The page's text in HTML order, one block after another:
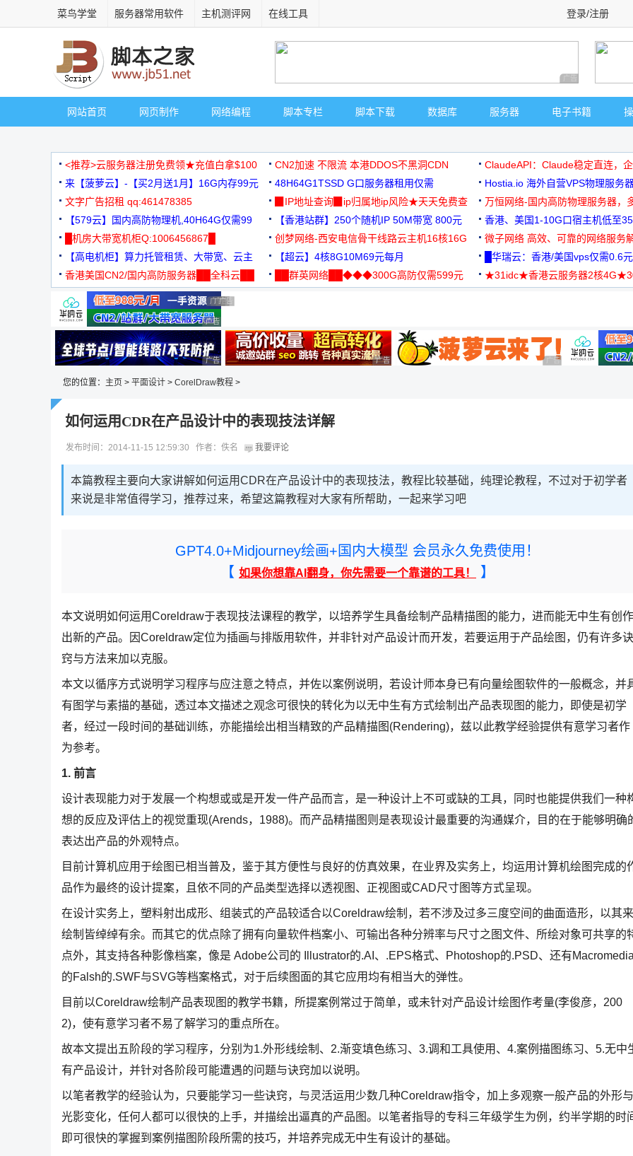
菜鸟学堂 服务器常用软件 主机测评网 在线工具 登录/注册
广告 商业广告，理性
网站首页 网页制作 网络编程 脚本专栏 脚本下载 数据库 服务器 电子书籍
<推荐>云服务器注册免费领★充值白拿$100 CN2加速 不限流 本港DDOS不黑洞CDN ClaudeAPI：Claude稳定直连，
来【菠萝云】-【买2月送1月】16G内存99元
48H64G1TSSD G口服务器租用仅需
3000+可免费测试
Hostia.io 海外自营VPS物理服务
文字广告招租 qq:461478385
▉IP地址查询▉ip归属地ip风险★天天免费查
万恒网络-国内高防物理服务器，
99元/月起
【579云】国内高防物理机,40H64G仅需99
元
【香港站群】250个随机IP 50M带宽 800元 香港、美国1-10G口宿主机低至
█机房大带宽机柜Q:1006456867█
创梦网络-西安电信骨干线路云主机16核16G
88元/月
微子网络 高效、可靠的网络服务
【高电机柜】算力托管租赁、大带宽、云主
机
【超云】4核8G10M69元每月 █华瑞云：香港/美国vps仅需0.6元
香港美国CN2/国内高防服务器██全科云██
██群英网络██◆◆◆300G高防仅需599元
★31idc★香港云服务器2核
广告 商业广告，理性选择
广告 商业广告，理性选择
广告 商业广告，理性选择
广告 商业广告，理性选择
广告 商业广告，理性选择
广告 商业广告，理性选择
广告 商业广告，理性选择 广告 商业广告，理性选择 广告 商业广告，理性选择
您的位置： 主页 > 平面设计 > CorelDraw教程 >
如何运用CDR在产品设计中的表现技法详解
发布时间：2014-11-15 12:59:30 作者：佚名 我要评论
本篇教程主要向大家讲解如何运用CDR在产品设计中的表现技法，教程比较基础，纯理论教程，不过对于初学者
来说是非常值得学习，推荐过来，希望这篇教程对大家有所帮助，一起来学习吧
GPT4.0+Midjourney绘画+国内大模型 会员永久免费使用！
【 如果你想靠AI翻身，你先需要一个靠谱的工具！ 】
本文说明如何运用Coreldraw于表现技法课程的教学，以培养学生具备绘制产品精描图的能力，进而能无中生有创作
出新的产品。因Coreldraw定位为插画与排版用软件，并非针对产品设计而开发，若要运用于产品绘图，仍有许多诀
窍与方法来加以克服。
本文以循序方式说明学习程序与应注意之特点，并佐以案例说明，若设计师本身已有向量绘图软件的一般概念，并
有图学与素描的基础，透过本文描述之观念可很快的转化为以无中生有方式绘制出产品表现图的能力，即使是初学
者，经过一段时间的基础训练，亦能描绘出相当精致的产品精描图(Rendering)，兹以此教学经验提供有意学习者作
为参考。
1. 前言
设计表现能力对于发展一个构想或或是开发一件产品而言，是一种设计上不可或缺的工具，同时也能提供我们一种
想的反应及评估上的视觉重现(Arends，1988)。而产品精描图则是表现设计最重要的沟通媒介，目的在于能够明确
表达出产品的外观特点。
目前计算机应用于绘图已相当普及，鉴于其方便性与良好的仿真效果，在业界及实务上，均运用计算机绘图完成的
品作为最终的设计提案，且依不同的产品类型选择以透视图、正视图或CAD尺寸图等方式呈现。
在设计实务上，塑料射出成形、组装式的产品较适合以Coreldraw绘制，若不涉及过多三度空间的曲面造形，以其来
绘制皆绰绰有余。而其它的优点除了拥有向量软件档案小、可输出各种分辨率与尺寸之图文件、所绘对象可共享的
点外，其支持各种影像档案，像是 Adobe公司的 Illustrator的.AI、.EPS格式、Photoshop的.PSD、还有Macromedia
的Falsh的.SWF与SVG等档案格式，对于后续图面的其它应用均有相当大的弹性。
目前以Coreldraw绘制产品表现图的教学书籍，所提案例常过于简单，或未针对产品设计绘图作考量(李俊彦，200
2)，使有意学习者不易了解学习的重点所在。
故本文提出五阶段的学习程序，分别为1.外形线绘制、2.渐变填色练习、3.调和工具使用、4.案例描图练习、5.无中
有产品设计，并针对各阶段可能遭遇的问题与诀窍加以说明。
以笔者教学的经验认为，只要能学习一些诀窍，与灵活运用少数几种Coreldraw指令，加上多观察一般产品的外形与
光影变化，任何人都可以很快的上手，并描绘出逼真的产品图。以笔者指导的专科三年级学生为例，约半学期的时
即可很快的掌握到案例描图阶段所需的技巧，并培养完成无中生有设计的基础。